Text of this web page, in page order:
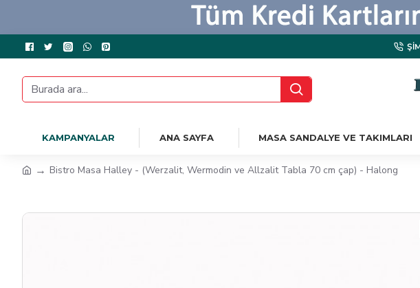
KAMPANYALAR ANA SAYFA MASA SANDALYE VE TAKIMLARI
Bistro Masa Halley - (Werzalit, Wermodin ve Allzalit Tabla 70 cm çap) - Halong